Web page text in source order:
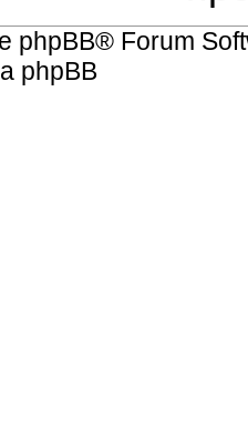
phpBB® Forum
phpBB